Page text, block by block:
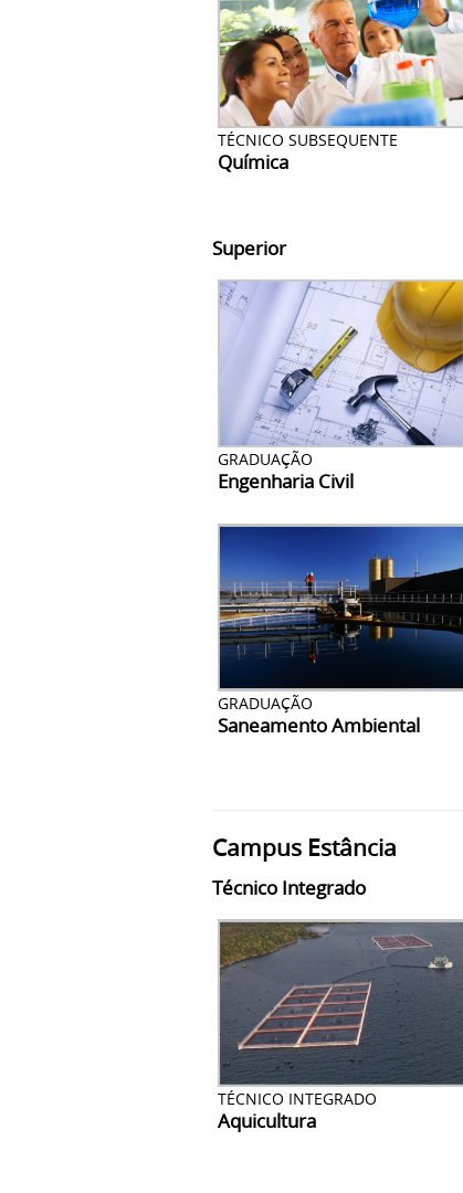
TÉCNICO SUBSEQUENTE
Química
Superior
GRADUAÇÃO
Engenharia Civil
GRADUAÇÃO
Saneamento Ambiental
Campus Estância
Técnico Integrado
TÉCNICO INTEGRADO
Aquicultura